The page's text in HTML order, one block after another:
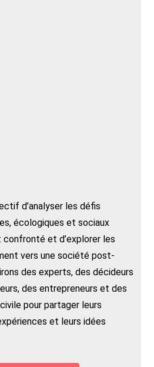
d’analyser les défis
écologiques et sociaux
et d’explorer les
vers une société post-
des experts, des décideurs
des entrepreneurs et des
pour partager leurs
et leurs idées